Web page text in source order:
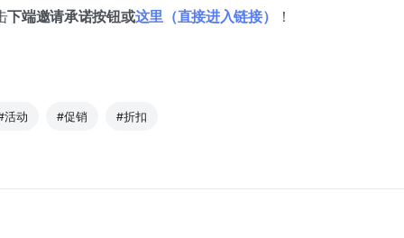
下端邀请承诺按钮或这里（直接进入链接） ！
活动 #促销 #折扣